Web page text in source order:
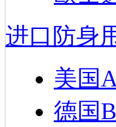
进口防身
美国
德国